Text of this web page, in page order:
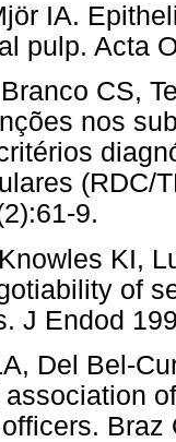
IA.
pulp. Acta
CS,
nos
(RDC/
9.
KI,
of
J Endod
Del Bel-
Braz